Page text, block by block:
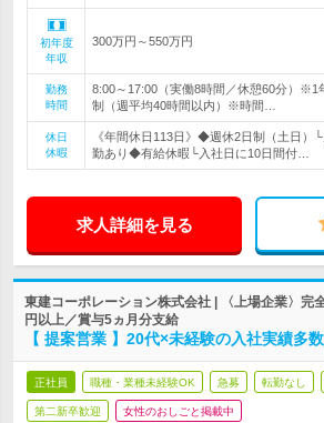
初年度
年収
300万円～550万円
勤務
時間
8:00～17:00（実働8時間／休憩60分）※1
制（週平均40時間以内）※時間…
休日
休暇
《年間休日113日》◆週休2日制（土日）
勤あり◆有給休暇└入社日に10日間付…
求人詳細を見る
東建コーポレーション株式会社 | 〈上場企業〉完
円以上／賞与5ヵ月分支給
【 提案営業 】20代×未経験の入社実績多
正社員 職種・業種未経験OK 急募 転勤なし
第二新卒歓迎 女性のおしごと掲載中